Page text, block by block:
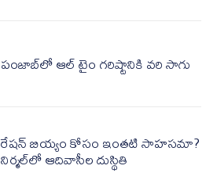
పంజాబ్‌లో ఆల్ టైం గరిష్టానికి వరి సాగు
రేషన్ బియ్యం కోసం ఇంతటి సాహసమా?
నిర్మల్‌లో ఆదివాసీల దుస్థితి